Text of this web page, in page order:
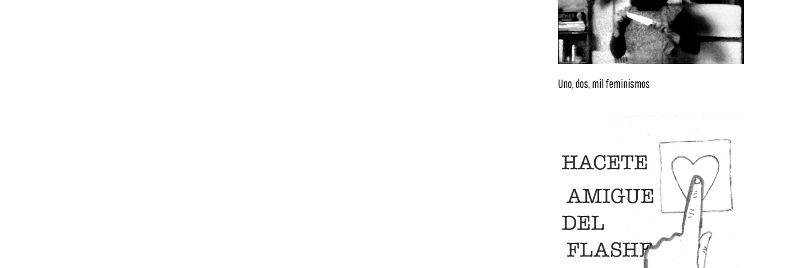
Uno, dos, mil feminismos